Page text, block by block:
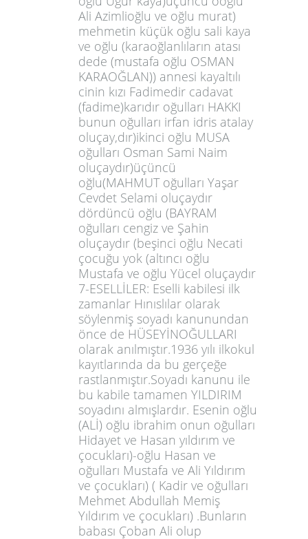
Ali Azimlioğlu ve oğlu murat)
mehmetin küçük oğlu sali kaya
ve oğlu (karaoğlanlıların atası
dede (mustafa oğlu OSMAN
KARAOĞLAN)) annesi kayaltılı
cinin kızı Fadimedir cadavat
(fadime)karıdır oğulları HAKKI
bunun oğulları irfan idris atalay
oluçay,dır)ikinci oğlu MUSA
oğulları Osman Sami Naim
oluçaydır)üçüncü
oğlu(MAHMUT oğulları Yaşar
Cevdet Selami oluçaydır
dördüncü oğlu (BAYRAM
oğulları cengiz ve Şahin
oluçaydır (beşinci oğlu Necati
çocuğu yok (altıncı oğlu
Mustafa ve oğlu Yücel oluçaydır
7-ESELLİLER: Eselli kabilesi ilk
zamanlar Hınıslılar olarak
söylenmiş soyadı kanunundan
önce de HÜSEYİNOĞULLARI
olarak anılmıştır.1936 yılı ilkokul
kayıtlarında da bu gerçeğe
rastlanmıştır.Soyadı kanunu ile
bu kabile tamamen YILDIRIM
soyadını almışlardır. Esenin oğlu
(ALİ) oğlu ibrahim onun oğulları
Hidayet ve Hasan yıldırım ve
çocukları)-oğlu Hasan ve
oğulları Mustafa ve Ali Yıldırım
ve çocukları) ( Kadir ve oğulları
Mehmet Abdullah Memiş
Yıldırım ve çocukları) .Bunların
babası Çoban Ali olup